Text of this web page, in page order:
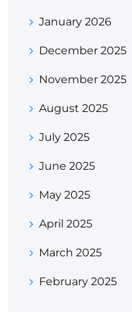
January 2026
December 2025
November 2025
August 2025
July 2025
June 2025
May 2025
April 2025
March 2025
February 2025